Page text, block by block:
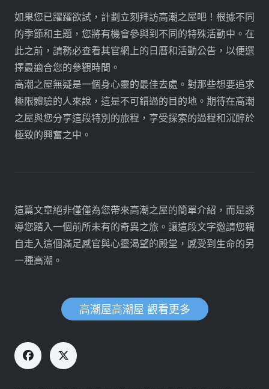
如果您已躍躍欲試，計劃立刻拜訪高潮之屋吧！根據不同
的季節和主題，您將有機會參與到不同的特殊活動中。在
此之前，請務必查看其官網上的日曆和活動公告，以便選
擇最適合您的參觀時間。
高潮之屋無疑是一個身心靈的最佳去處。對那些想要追求
極限體驗的人來說，這是不可錯過的目的地。期待在高潮
之屋與您分享這段特別的旅程，享受探索的過程和沉醉於
極致的興奮之中。
這篇文章絕非僅僅為您帶來高潮之屋的簡單介紹，而是誘
導您踏入一個前所未有的奇異之旅。讓這段文字邀請您親
自走入這個滿足感官與心靈渴望的殿堂，感受到生命的另
一種高潮。
高潮屋高潮屋 觀看更多